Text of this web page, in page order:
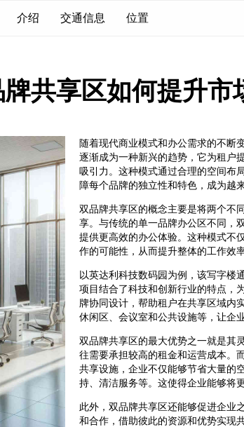
介绍 交通信息 位置
共享区如何提升市
随着现代商业模式和办公需求的不断
逐渐成为一种新兴的趋势，它为租户
吸引力。这种模式通过合理的空间布
障每个品牌的独立性和特色，成为越
双品牌共享区的概念主要是将两个不
享。与传统的单一品牌办公区不同，
提供更高效的办公体验。这种模式不
作的可能性，从而提升整体的工作效
以英达利科技数码园为例，该写字楼
项目结合了科技和创新行业的特点，
牌协同设计，帮助租户在共享区域内
休闲区、会议室和公共设施等，让企
双品牌共享区的最大优势之一就是其
往需要承担较高的租金和运营成本。
共享设施，企业不仅能够节省大量的
持、清洁服务等。这使得企业能够将
此外，双品牌共享区还能够促进企业
和合作，借助彼此的资源和优势实现